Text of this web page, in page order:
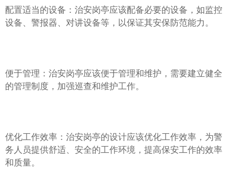
配置适当的设备：治安岗亭应该配备必要的设备，如监控
设备、警报器、对讲设备等，以保证其安保防范能力。
便于管理：治安岗亭应该便于管理和维护，需要建立健全
的管理制度，加强巡查和维护工作。
优化工作效率：治安岗亭的设计应该优化工作效率，为警
务人员提供舒适、安全的工作环境，提高保安工作的效率
和质量。